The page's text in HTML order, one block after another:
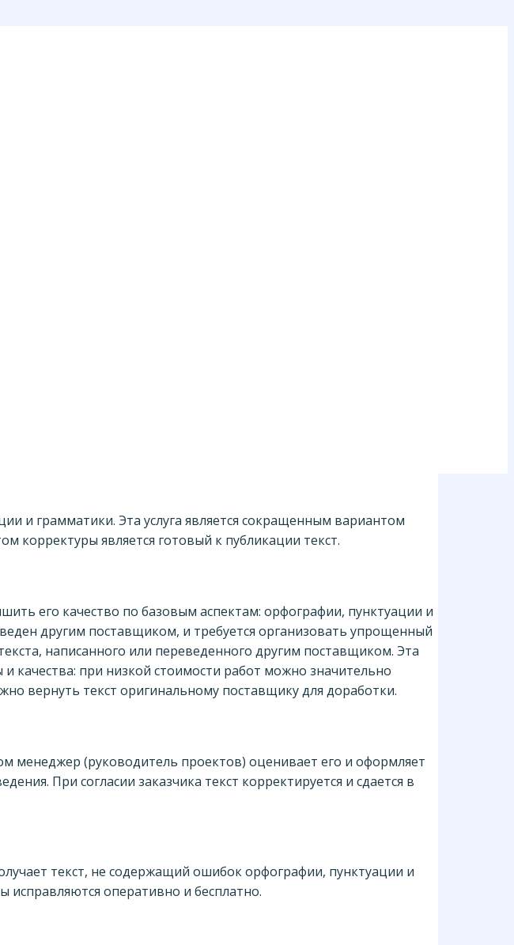
и грамматики. Эта услуга является сокращенным вариантом
корректуры является готовый к публикации текст.
его качество по базовым аспектам: орфографии, пунктуации и
другим поставщиком, и требуется организовать упрощенный
написанного или переведенного другим поставщиком. Эта
качества: при низкой стоимости работ можно значительно
вернуть текст оригинальному поставщику для доработки.
менеджер (руководитель проектов) оценивает его и оформляет
При согласии заказчика текст корректируется и сдается в
текст, не содержащий ошибок орфографии, пунктуации и
оперативно и бесплатно.